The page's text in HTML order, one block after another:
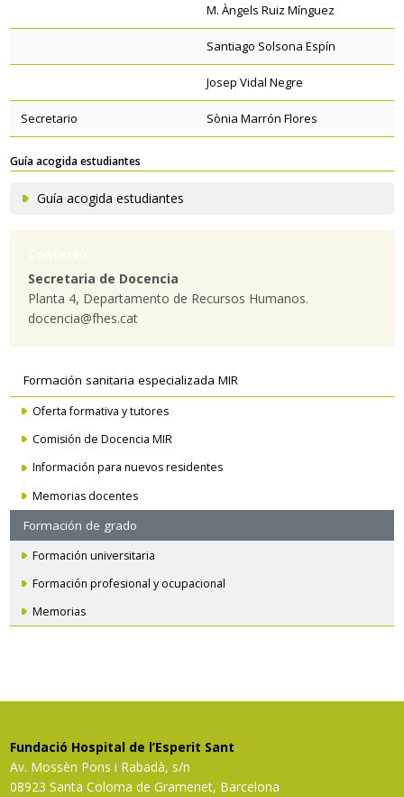
M. Àngels Ruiz Mínguez
Santiago Solsona Espín
Josep Vidal Negre
Secretario Sònia Marrón Flores
Guía acogida estudiantes
Guía acogida estudiantes
Secretaria de Docencia
Planta 4, Departamento de Recursos Humanos.
docencia@fhes.cat
secundaria
Formación sanitaria especializada MIR
Oferta formativa y tutores
Comisión de Docencia MIR
Información para nuevos residentes
Memorias docentes
Formación de grado
Formación universitaria
Formación profesional y ocupacional
Memorias
Fundació Hospital de l’Esperit Sant
Av. Mossèn Pons i Rabadà, s/n
08923 Santa Coloma de Gramenet, Barcelona